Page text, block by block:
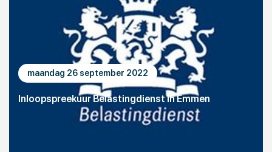
maandag 26 september 2022
Inloopspreekuur Belastingdienst in Emmen